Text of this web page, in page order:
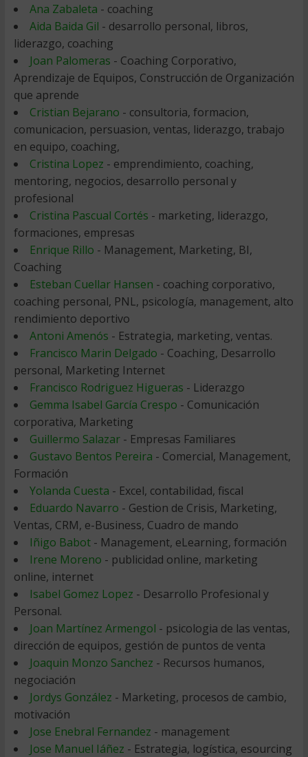
Ana Zabaleta - coaching
Aida Baida Gil - desarrollo personal, libros,
liderazgo, coaching
Joan Palomeras - Coaching Corporativo,
Aprendizaje de Equipos, Construcción de Organización
que aprende
Cristian Bejarano - consultoria, formacion,
comunicacion, persuasion, ventas, liderazgo, trabajo
en equipo, coaching,
Cristina Lopez - emprendimiento, coaching,
mentoring, negocios, desarrollo personal y
profesional
Cristina Pascual Cortés - marketing, liderazgo,
formaciones, empresas
Enrique Rillo - Management, Marketing, BI,
Coaching
Esteban Cuellar Hansen - coaching corporativo,
coaching personal, PNL, psicología, management, alto
rendimiento deportivo
Antoni Amenós - Estrategia, marketing, ventas.
Francisco Marin Delgado - Coaching, Desarrollo
personal, Marketing Internet
Francisco Rodriguez Higueras - Liderazgo
Gemma Isabel García Crespo - Comunicación
corporativa, Marketing
Guillermo Salazar- Empresas Familiares
Gustavo Bentos Pereira - Comercial, Management,
Formación
Yolanda Cuesta - Excel, contabilidad, fiscal
Eduardo Navarro - Gestion de Crisis, Marketing,
Ventas, CRM, e-Business, Cuadro de mando
Iñigo Babot- Management, eLearning, formación
Irene Moreno - publicidad online, marketing
online, internet
Isabel Gomez Lopez - Desarrollo Profesional y
Personal.
Joan Martínez Armengol - psicologia de las ventas,
dirección de equipos, gestión de puntos de venta
Joaquin Monzo Sanchez - Recursos humanos,
negociación
Jordys González - Marketing, procesos de cambio,
motivación
Jose Enebral Fernandez - management
Jose Manuel Iáñez - Estrategia, logística, esourcing